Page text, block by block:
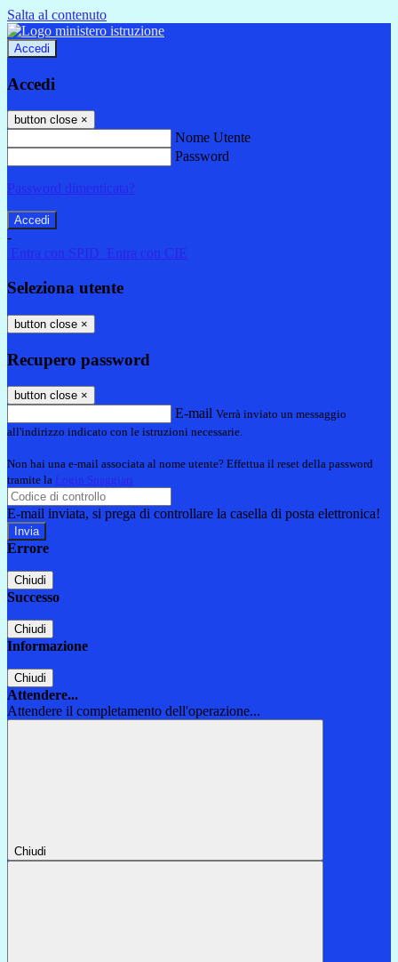
Salta al contenuto
Accedi
Accedi
button close ×
Nome Utente
Password
Password dimenticata?
-
Entra con SPID
Entra con CIE
Seleziona utente
button close ×
Recupero password
button close ×
E-mail Verrà inviato un messaggio
all'indirizzo indicato con le istruzioni necessarie.
Non hai una e-mail associata al nome utente? Effettua il reset della password
tramite la Login Spaggiari
E-mail inviata, si prega di controllare la casella di posta elettronica!
Errore
Chiudi
Successo
Chiudi
Informazione
Chiudi
Attendere...
Attendere il completamento dell'operazione...
Chiudi